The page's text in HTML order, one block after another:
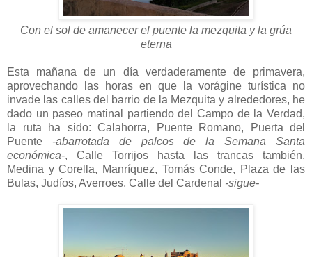
Con el sol de amanecer el puente la mezquita y la grúa
eterna
Esta mañana de un día verdaderamente de primavera,
aprovechando las horas en que la vorágine turística no
invade las calles del barrio de la Mezquita y alrededores, he
dado un paseo matinal partiendo del Campo de la Verdad,
la ruta ha sido: Calahorra, Puente Romano, Puerta del
Puente -abarrotada de palcos de la Semana Santa
económica-, Calle Torrijos hasta las trancas también,
Medina y Corella, Manríquez, Tomás Conde, Plaza de las
Bulas, Judíos, Averroes, Calle del Cardenal -sigue-